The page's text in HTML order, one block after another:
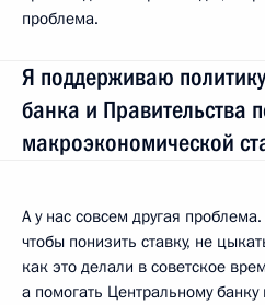
проблема.
Я поддерживаю
банка и Правительства
макроэкономической
А у нас совсем другая
чтобы понизить ставку, не
как это делали в советское
а помогать Центральному банку